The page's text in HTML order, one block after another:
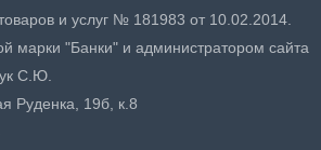
и услуг № 181983 от 10.02.2014.
марки "Банки" и администратором сайта
С.Ю.
Руденка, 19б, к.8